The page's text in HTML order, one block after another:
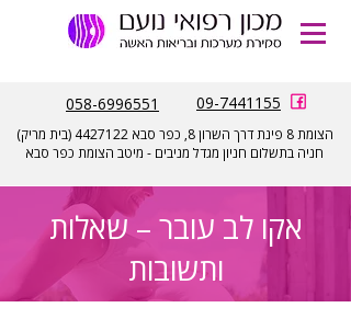
058-6996551 09-7441155
הצומת 8 פינת דרך השרון 8, כפר סבא 4427122 (בית מריק)
חניה בתשלום חניון מגדל מניבים - מיטב הצומת כפר סבא
אקו לב עובר – שאלות
ותשובות